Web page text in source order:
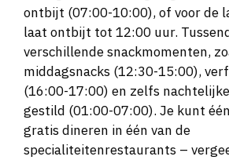
ontbijt (07:00-10:00), of voor de
laat ontbijt tot 12:00 uur.
verschillende snackmomenten,
middagsnacks (12:30-15:00),
(16:00-17:00) en zelfs
gestild (01:00-07:00). Je kunt
gratis dineren in één van de
specialiteitenrestaurants –